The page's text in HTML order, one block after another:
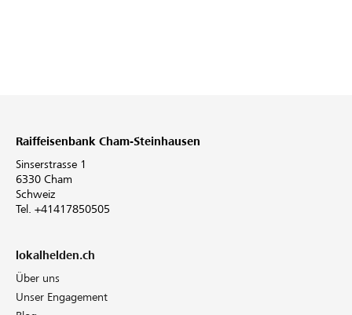
Raiffeisenbank Cham-Steinhausen
Sinserstrasse 1
6330 Cham
Schweiz
Tel. +41417850505
lokalhelden.ch
Über uns
Unser Engagement